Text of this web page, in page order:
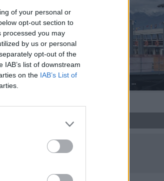
of your personal or
opt-out section to
processed you may
by us or personal
opt-out of the
list of downstream
on the IAB’s List of
Dall’oro alla fiaccola: ...
SEGUICI SUI SOCIAL